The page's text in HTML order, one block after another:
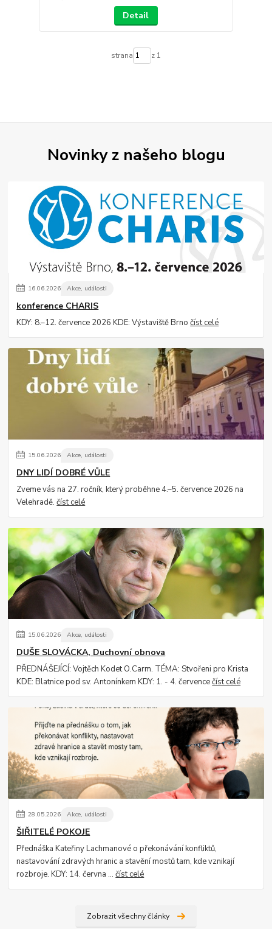
Detail
strana z 1
Novinky z našeho blogu
16.06.2026 Akce, události
konference CHARIS
KDY: 8.–12. července 2026 KDE: Výstaviště Brnočíst celé
15.06.2026 Akce, události
DNY LIDÍ DOBRÉ VŮLE
Zveme vás na 27. ročník, který proběhne 4.–5. července 2026 na
Velehradě.číst celé
15.06.2026 Akce, události
DUŠE SLOVÁCKA, Duchovní obnova
PŘEDNÁŠEJÍCÍ: Vojtěch Kodet O.Carm. TÉMA: Stvořeni pro Krista
KDE: Blatnice pod sv. Antonínkem KDY: 1. - 4. červencečíst celé
28.05.2026 Akce, události
ŠIŘITELÉ POKOJE
Přednáška Kateřiny Lachmanové o překonávání konfliktů,
nastavování zdravých hranic a stavění mostů tam, kde vznikají
rozbroje. KDY: 14. června ...číst celé
Zobrazit všechny články